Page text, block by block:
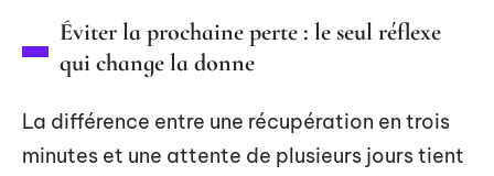
Éviter la prochaine perte : le seul réflexe
qui change la donne
La différence entre une récupération en trois
minutes et une attente de plusieurs jours tient